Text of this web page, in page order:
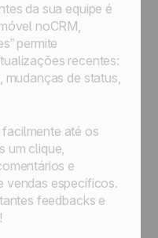
da sua equipe é
noCRM,
permite
recentes:
mudanças de status,
até os
um clique,
e
vendas específicos.
feedbacks e